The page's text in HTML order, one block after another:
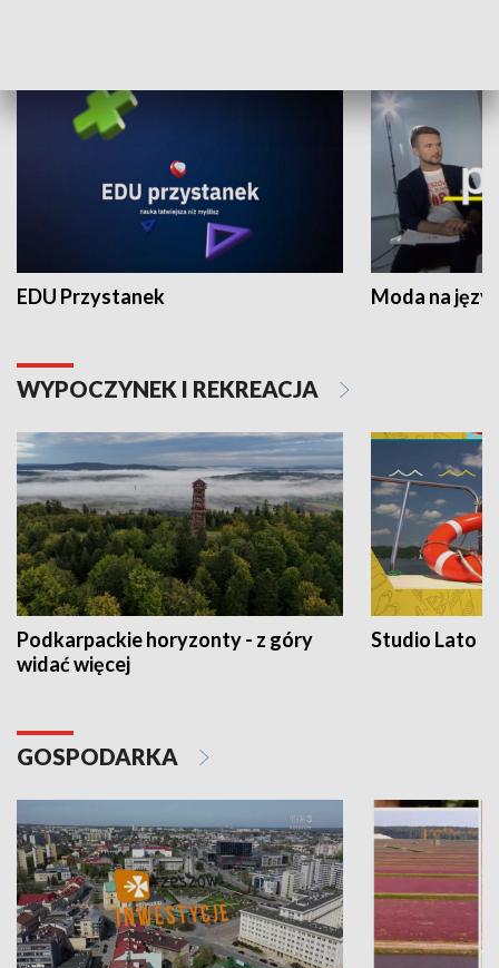
EDU Przystanek Moda na
WYPOCZYNEK I REKREACJA
Podkarpackie horyzonty - z góry
widać więcej
Studio Lato
GOSPODARKA